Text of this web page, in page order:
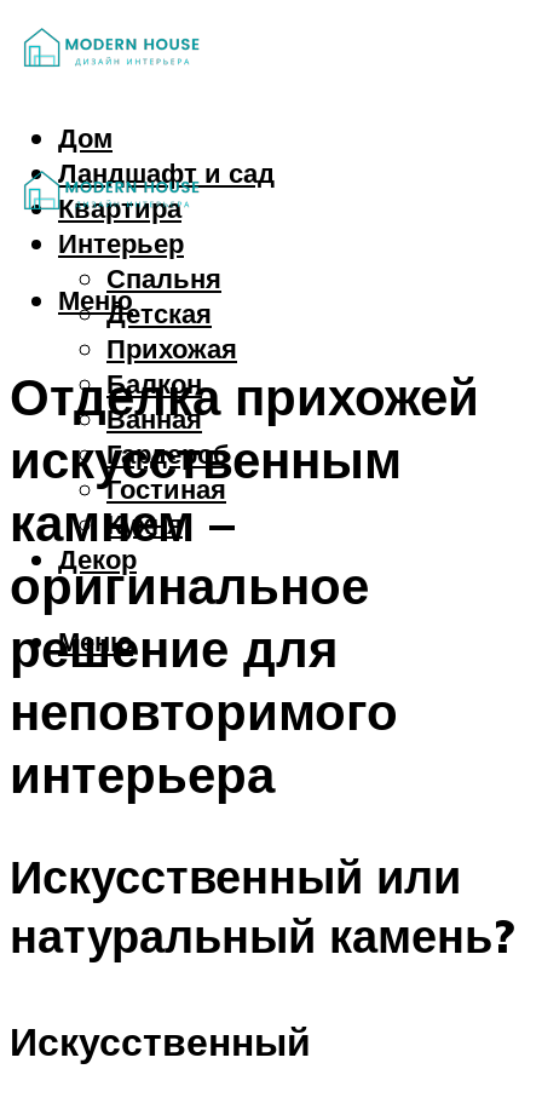
Дом
Ландшафт и сад
Квартира
Интерьер
Спальня
Детская
Прихожая
Балкон
Ванная
Гардероб
Гостиная
Кухня
Декор
Меню
Меню
Отделка прихожей
искусственным
камнем –
оригинальное
решение для
неповторимого
интерьера
Искусственный или
натуральный камень?
Искусственный